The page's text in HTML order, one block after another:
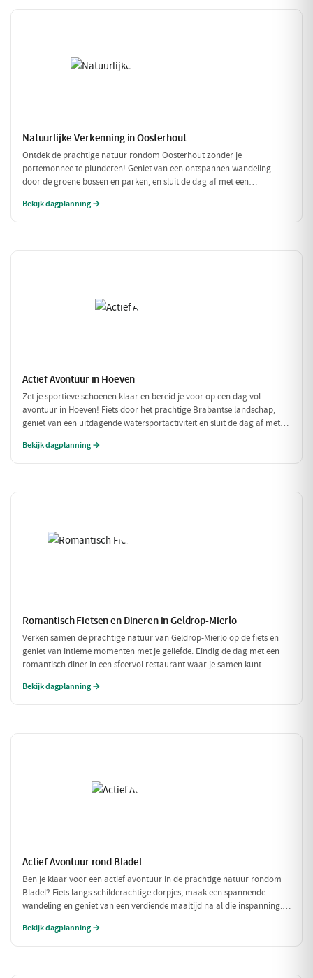
Natuurlijke Verkenning in Oosterhout
Ontdek de prachtige natuur rondom Oosterhout zonder je
portemonnee te plunderen! Geniet van een ontspannen wandeling
door de groene bossen en parken, en sluit de dag af met een
vrienden of gezin!
Bekijk dagplanning →
Actief Avontuur in Hoeven
Zet je sportieve schoenen klaar en bereid je voor op een dag vol
avontuur in Hoeven! Fiets door het prachtige Brabantse landschap,
geniet van een uitdagende watersportactiviteit en sluit de dag af met
zijn in de natuur!
Bekijk dagplanning →
Romantisch Fietsen en Dineren in Geldrop-Mierlo
Verken samen de prachtige natuur van Geldrop-Mierlo op de fiets en
geniet van intieme momenten met je geliefde. Eindig de dag met een
romantisch diner in een sfeervol restaurant waar je samen kunt
Bekijk dagplanning →
Actief Avontuur rond Bladel
Ben je klaar voor een actief avontuur in de prachtige natuur rondom
Bladel? Fiets langs schilderachtige dorpjes, maak een spannende
wandeling en geniet van een verdiende maaltijd na al die inspanning.
buiten zijn houdt!
Bekijk dagplanning →